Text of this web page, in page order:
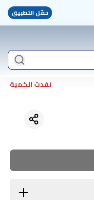
حمّل التطبيق
نفدت الكمية